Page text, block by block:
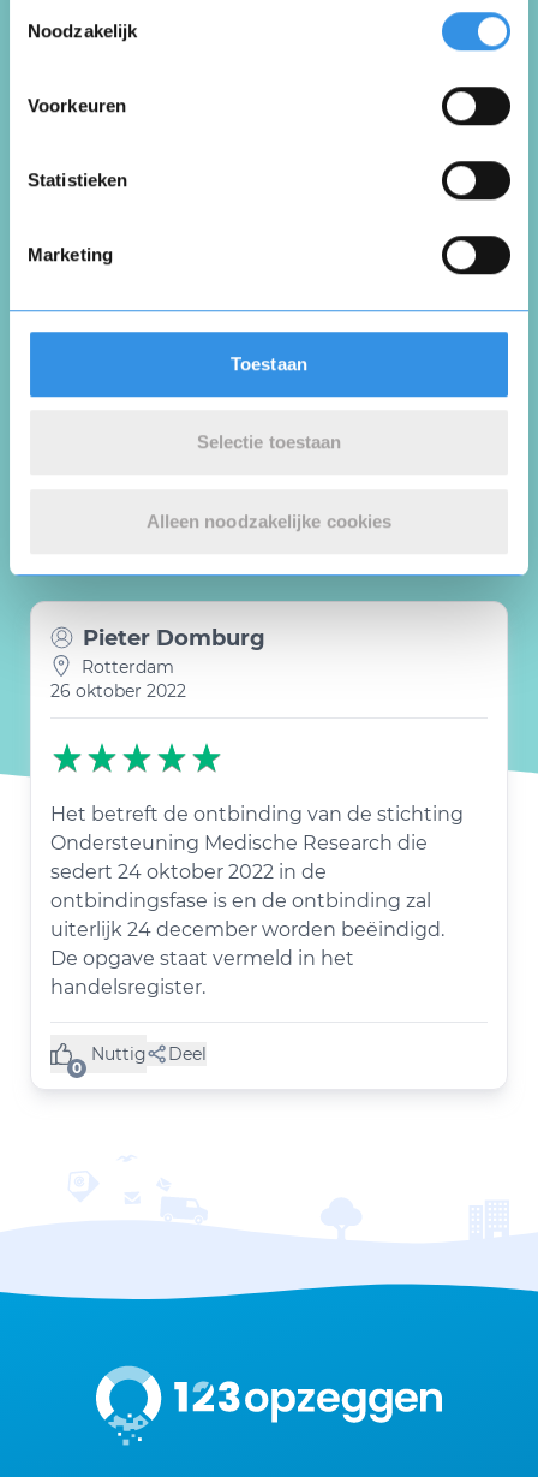
Noodzakelijk
Voorkeuren
Statistieken
Marketing
Toestaan
Selectie toestaan
Alleen noodzakelijke cookies
Pieter Domburg
Rotterdam
26 oktober 2022
Het betreft de ontbinding van de stichting
Ondersteuning Medische Research die
sedert 24 oktober 2022 in de
ontbindingsfase is en de ontbinding zal
uiterlijk 24 december worden beëindigd.
De opgave staat vermeld in het
handelsregister.
0
Nuttig
(0 like) Deel